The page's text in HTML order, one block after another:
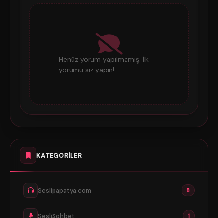
Henüz yorum yapılmamış. İlk
yorumu siz yapın!
KATEGORILER
Seslipapatya.com 8
SesliSohbet 1